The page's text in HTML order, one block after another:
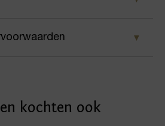
geplaatste bestellingen geldt bij
kochten ook